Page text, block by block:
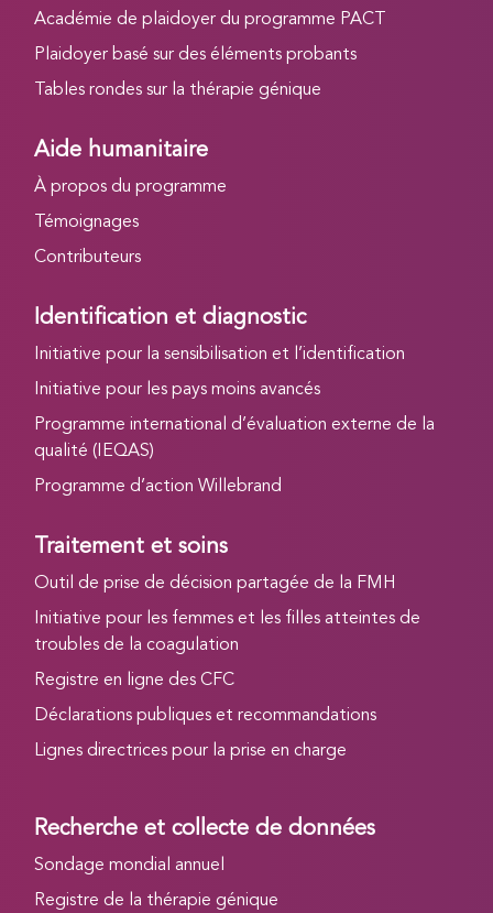
Académie de plaidoyer du programme PACT
Plaidoyer basé sur des éléments probants
Tables rondes sur la thérapie génique
Aide humanitaire
À propos du programme
Témoignages
Contributeurs
Identification et diagnostic
Initiative pour la sensibilisation et l’identification
Initiative pour les pays moins avancés
Programme international d’évaluation externe de la
qualité (IEQAS)
Programme d’action Willebrand
Traitement et soins
Outil de prise de décision partagée de la FMH
Initiative pour les femmes et les filles atteintes de
troubles de la coagulation
Registre en ligne des CFC
Déclarations publiques et recommandations
Lignes directrices pour la prise en charge
Recherche et collecte de données
Sondage mondial annuel
Registre de la thérapie génique